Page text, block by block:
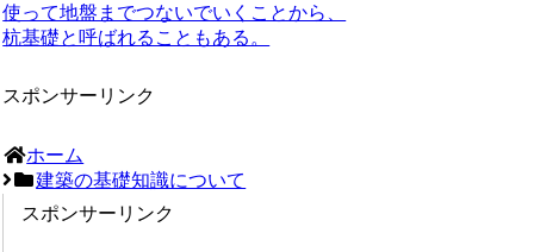
使って地盤までつないでいくことから、
杭基礎と呼ばれることもある。
スポンサーリンク
ホーム
建築の基礎知識について
スポンサーリンク